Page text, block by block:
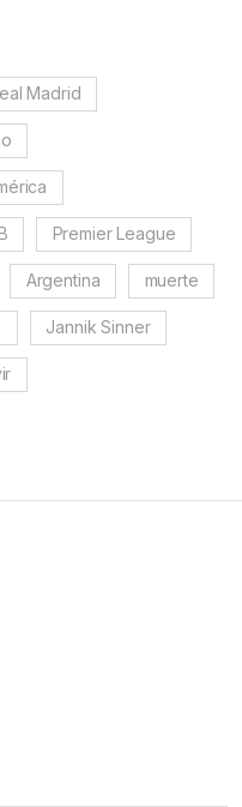
Madrid
Premier League
Argentina muerte
Jannik Sinner